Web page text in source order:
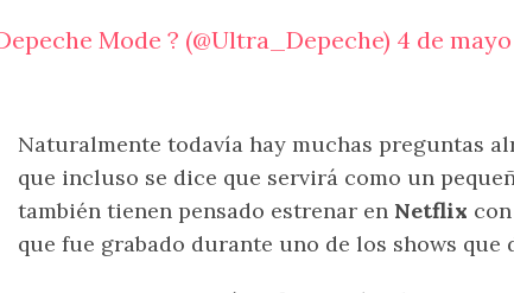
Mode ? (@Ultra_Depeche) 4 de
Naturalmente todavía hay muchas preguntas
que incluso se dice que servirá como un
también tienen pensado estrenar en Netflix
que fue grabado durante uno de los shows que